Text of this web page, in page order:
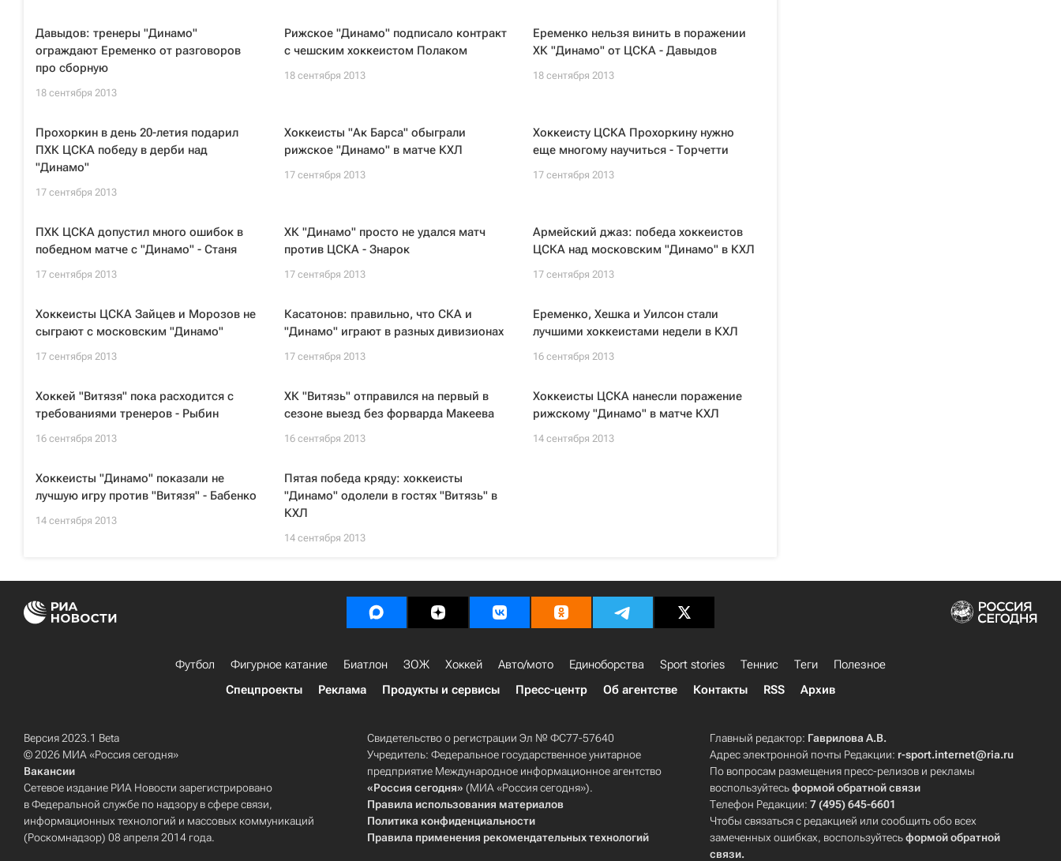
Давыдов: тренеры "Динамо"
ограждают Еременко от разговоров
про сборную
18 сентября 2013
Рижское "Динамо" подписало контракт
с чешским хоккеистом Полаком
18 сентября 2013
Еременко нельзя винить в поражении
ХК "Динамо" от ЦСКА - Давыдов
18 сентября 2013
Прохоркин в день 20-летия подарил
ПХК ЦСКА победу в дерби над
"Динамо"
17 сентября 2013
Хоккеисты "Ак Барса" обыграли
рижское "Динамо" в матче КХЛ
17 сентября 2013
Хоккеисту ЦСКА Прохоркину нужно
еще многому научиться - Торчетти
17 сентября 2013
ПХК ЦСКА допустил много ошибок в
победном матче с "Динамо" - Станя
17 сентября 2013
ХК "Динамо" просто не удался матч
против ЦСКА - Знарок
17 сентября 2013
Армейский джаз: победа хоккеистов
ЦСКА над московским "Динамо" в КХЛ
17 сентября 2013
Хоккеисты ЦСКА Зайцев и Морозов не
сыграют с московским "Динамо"
17 сентября 2013
Касатонов: правильно, что СКА и
"Динамо" играют в разных дивизионах
17 сентября 2013
Еременко, Хешка и Уилсон стали
лучшими хоккеистами недели в КХЛ
16 сентября 2013
Хоккей "Витязя" пока расходится с
требованиями тренеров - Рыбин
16 сентября 2013
ХК "Витязь" отправился на первый в
сезоне выезд без форварда Макеева
16 сентября 2013
Хоккеисты ЦСКА нанесли поражение
рижскому "Динамо" в матче КХЛ
14 сентября 2013
Хоккеисты "Динамо" показали не
лучшую игру против "Витязя" - Бабенко
14 сентября 2013
Пятая победа кряду: хоккеисты
"Динамо" одолели в гостях "Витязь" в
КХЛ
14 сентября 2013
Футбол Фигурное катание Биатлон ЗОЖ Хоккей Авто/мото Единоборства Sport stories Теннис Теги
Полезное
Спецпроекты
Реклама Продукты и сервисы Пресс-центр Об агентстве Контакты RSS Архив
Версия 2023.1 Beta
© 2026 МИА «Россия сегодня»
Вакансии
Сетевое издание РИА Новости зарегистрировано
в Федеральной службе по надзору в сфере связи,
информационных технологий и массовых коммуникаций
(Роскомнадзор) 08 апреля 2014 года.
Свидетельство о регистрации Эл № ФС77-57640
Учредитель: Федеральное государственное унитарное
предприятие Международное информационное агентство
«Россия сегодня» (МИА «Россия сегодня»).
Правила использования материалов
Политика конфиденциальности
Правила применения рекомендательных технологий
Главный редактор: Гаврилова А.В.
Адрес электронной почты Редакции: r-sport.internet@ria.ru
По вопросам размещения пресс-релизов и рекламы
воспользуйтесьформой обратной связи
Телефон Редакции:7 (495) 645-6601
Чтобы связаться с редакцией или сообщить обо всех
замеченных ошибках, воспользуйтесьформой обратной
связи.